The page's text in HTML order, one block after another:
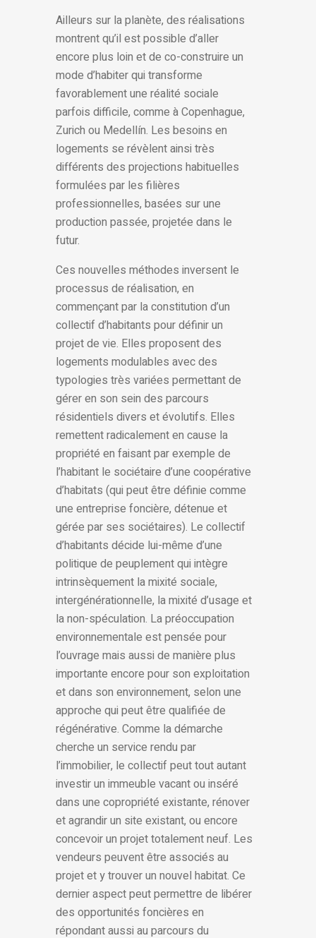
Ailleurs sur la planète, des réalisations
montrent qu’il est possible d’aller
encore plus loin et de co-construire un
mode d’habiter qui transforme
favorablement une réalité sociale
parfois difficile, comme à Copenhague,
Zurich ou Medellín. Les besoins en
logements se révèlent ainsi très
différents des projections habituelles
formulées par les filières
professionnelles, basées sur une
production passée, projetée dans le
futur.
Ces nouvelles méthodes inversent le
processus de réalisation, en
commençant par la constitution d’un
collectif d’habitants pour définir un
projet de vie. Elles proposent des
logements modulables avec des
typologies très variées permettant de
gérer en son sein des parcours
résidentiels divers et évolutifs. Elles
remettent radicalement en cause la
propriété en faisant par exemple de
l’habitant le sociétaire d’une coopérative
d’habitats (qui peut être définie comme
une entreprise foncière, détenue et
gérée par ses sociétaires). Le collectif
d’habitants décide lui-même d’une
politique de peuplement qui intègre
intrinsèquement la mixité sociale,
intergénérationnelle, la mixité d’usage et
la non-spéculation. La préoccupation
environnementale est pensée pour
l’ouvrage mais aussi de manière plus
importante encore pour son exploitation
et dans son environnement, selon une
approche qui peut être qualifiée de
régénérative. Comme la démarche
cherche un service rendu par
l’immobilier, le collectif peut tout autant
investir un immeuble vacant ou inséré
dans une copropriété existante, rénover
et agrandir un site existant, ou encore
concevoir un projet totalement neuf. Les
vendeurs peuvent être associés au
projet et y trouver un nouvel habitat. Ce
dernier aspect peut permettre de libérer
des opportunités foncières en
répondant aussi au parcours du